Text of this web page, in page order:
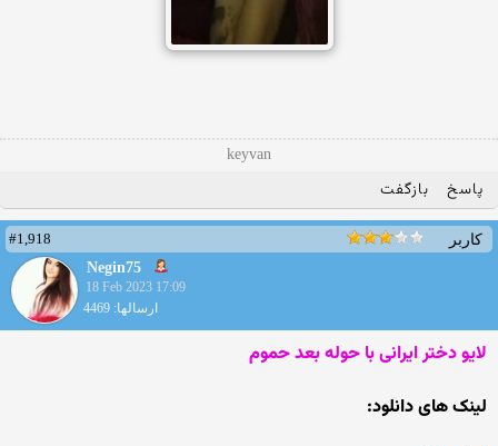
keyvan
پاسخ بازگفت
کاربر
#1,918
Negin75
18 Feb 2023 17:09
ارسالها: 4469
لایو دختر ایرانی با حوله بعد حموم
لینک های دانلود: